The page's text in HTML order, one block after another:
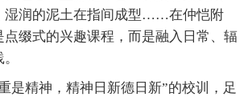
湿润的泥土在指间成型……在仲恺附
点缀式的兴趣课程，而是融入日常、辐
精神，精神日新德日新”的校训，足